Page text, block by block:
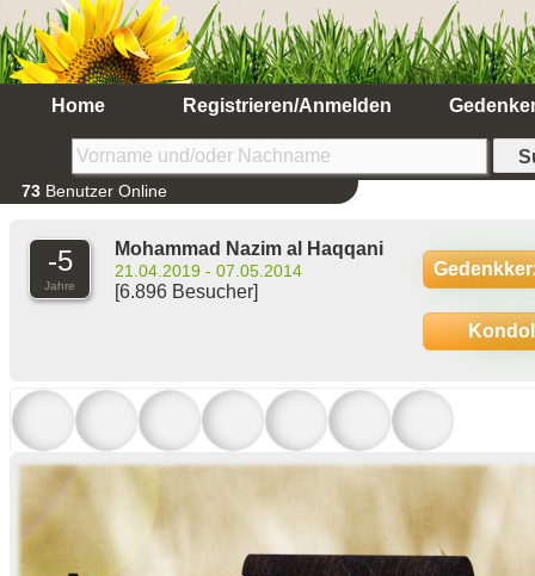
Home Registrieren/Anmelden
73 Benutzer Online
-5
Jahre
Mohammad Nazim al Haqqani
21.04.2019 - 07.05.2014
[6.896 Besucher]